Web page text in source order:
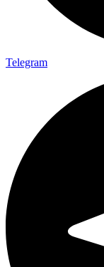
Telegram